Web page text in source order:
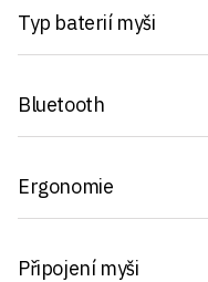
Typ baterií myši
Bluetooth
Ergonomie
Připojení myši